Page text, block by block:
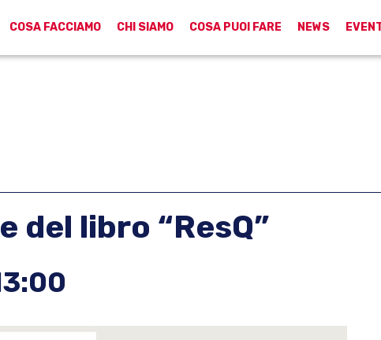
COSA FACCIAMO CHI SIAMO COSA PUOI FARE NEWS
del libro “ResQ”